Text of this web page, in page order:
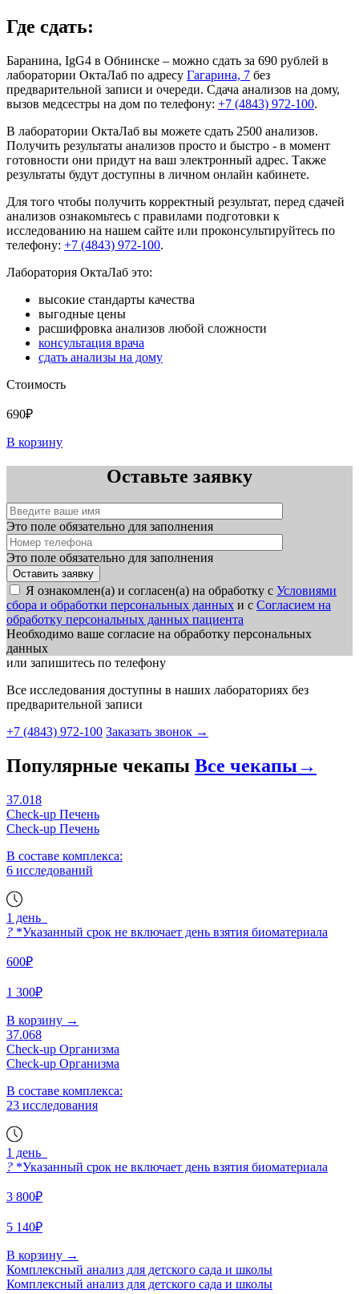
Где сдать:
Баранина, IgG4 в Обнинске – можно сдать за 690 рублей в
лаборатории ОктаЛаб по адресу Гагарина, 7 без
предварительной записи и очереди. Сдача анализов на дому,
вызов медсестры на дом по телефону: +7 (4843) 972-100.
В лаборатории ОктаЛаб вы можете сдать 2500 анализов.
Получить результаты анализов просто и быстро - в момент
готовности они придут на ваш электронный адрес. Также
результаты будут доступны в личном онлайн кабинете.
Для того чтобы получить корректный результат, перед сдачей
анализов ознакомьтесь с правилами подготовки к
исследованию на нашем сайте или проконсультируйтесь по
телефону: +7 (4843) 972-100.
Лаборатория ОктаЛаб это:
высокие стандарты качества
выгодные цены
расшифровка анализов любой сложности
консультация врача
сдать анализы на дому
Стоимость
690₽
В корзину
Оставьте заявку
Это поле обязательно для заполнения
Это поле обязательно для заполнения
Я ознакомлен(а) и согласен(а) на обработку с Условиями
сбора и обработки персональных данных и с Согласием на
обработку персональных данных пациента
Необходимо ваше согласие на обработку персональных
данных
или запишитесь по телефону
Все исследования доступны в наших лабораториях без
предварительной записи
+7 (4843) 972-100 Заказать звонок →
Популярные чекапы Все чекапы→
37.018
Check-up Печень
Check-up Печень
В составе комплекса:
6 исследований
1 день
? *Указанный срок не включает день взятия биоматериала
600₽
1 300₽
В корзину →
37.068
Check-up Организма
Check-up Организма
В составе комплекса:
23 исследования
1 день
? *Указанный срок не включает день взятия биоматериала
3 800₽
5 140₽
В корзину →
Комплексный анализ для детского сада и школы
Комплексный анализ для детского сада и школы